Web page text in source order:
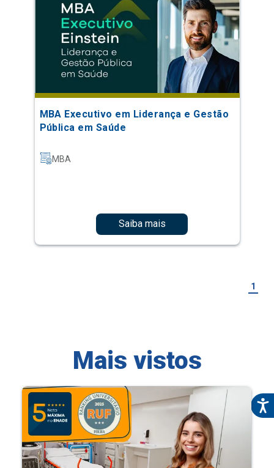
MBA Executivo em Liderança e Gestão
Pública em Saúde
MBA
Saiba mais
1
Mais vistos